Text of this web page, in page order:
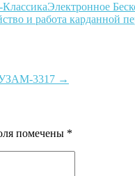
Электронное
и работа карданной
УЗАМ-3317 →
помечены *